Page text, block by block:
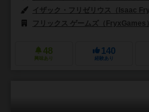
イザック・フリゼリウス（Isaac
フリックス ゲームズ（FryxGames）
48
興味あり
140
経験あり